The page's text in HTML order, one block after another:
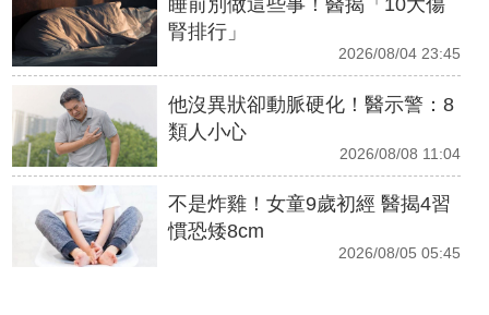
腎排行」
2026/08/04 23:45
他沒異狀卻動脈硬化！醫示警：8
類人小心
2026/08/08 11:04
不是炸雞！女童9歲初經 醫揭4習
慣恐矮8cm
2026/08/05 05:45